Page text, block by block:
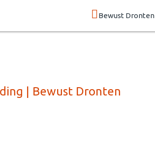
Bewust Dronten
| Bewust Dronten